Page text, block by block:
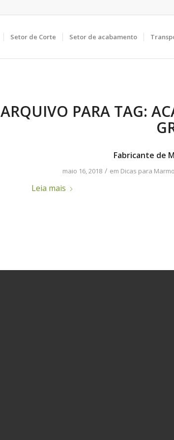
Setor de Corte Setor de acabamento
ARQUIVO PARA TAG:
Fabricante de
maio 16, 2018 / em Dicas para
Leia mais